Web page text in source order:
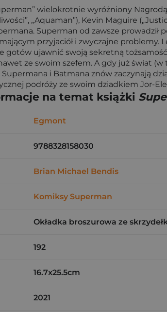
wielokrotnie wyróżniony
„Aquaman”), Kevin Maguire
Superman od zawsze prowadził
przyjaciół i zwyczajne problemy.
gotów ujawnić swoją sekretną
ze swoim szefem. A gdy już świat
i Batmana znów zaczynają
podróży ze swoim dziadkiem Jor-
na temat książki
Egmont
9788328158030
Brian Michael Bendis
Komiksy Superman
Okładka broszurowa ze
192
16.7x25.5cm
2021